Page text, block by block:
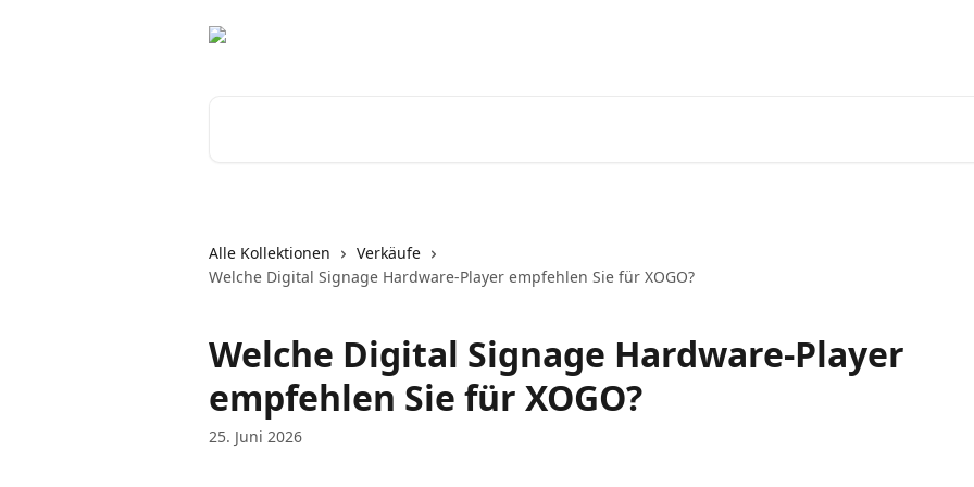
Alle Kollektionen
Verkäufe
Welche Digital Signage Hardware-Player empfehlen Sie für XOGO?
Welche Digital Signage Hardware-Player
empfehlen Sie für XOGO?
25. Juni 2026